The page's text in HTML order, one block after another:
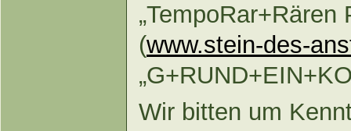
„TempoRar+Rären
(www.stein-des-
Wir bitten um